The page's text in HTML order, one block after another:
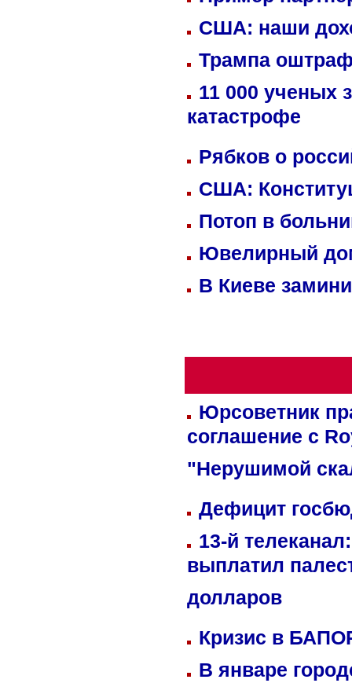
США: наши
Трампа
11 000 ученых
катастрофе
Рябков о
США:
Потоп в
Ювелирный
В Киеве
Юрсоветник
соглашение с
"Нерушимой
Дефицит
13-й
выплатил
долларов
Кризис в
В январе